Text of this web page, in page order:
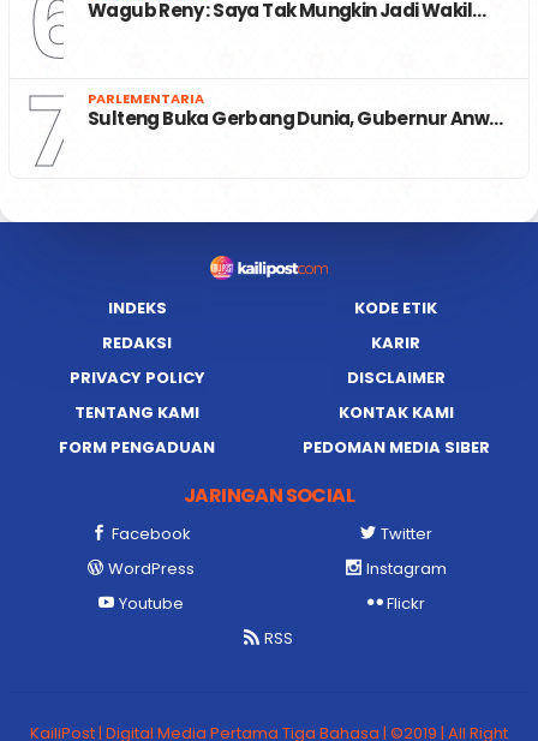
Wagub Reny : Saya Tak Mungkin Jadi Wakil…
7 PARLEMENTARIA
Sulteng Buka Gerbang Dunia, Gubernur Anw…
INDEKS
KODE ETIK
REDAKSI
KARIR
PRIVACY POLICY
DISCLAIMER
TENTANG KAMI
KONTAK KAMI
FORM PENGADUAN
PEDOMAN MEDIA SIBER
JARINGAN SOCIAL
Facebook
Twitter
WordPress
Instagram
Youtube
Flickr
RSS
KailiPost | Digital Media Pertama Tiga Bahasa | ©2019 | All Right